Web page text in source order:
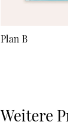
Plan B
Weitere